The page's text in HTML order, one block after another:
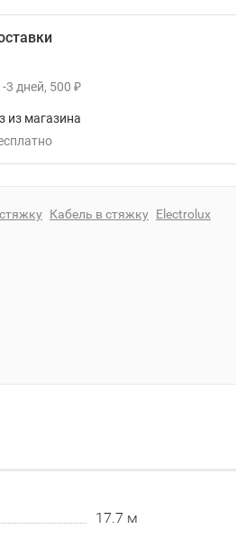
3 дней 500 ₽
из магазина
Кабель в стяжку Electrolux
17.7 м